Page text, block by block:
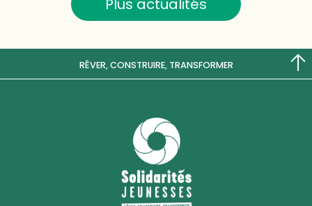
Plus actualités
RÊVER, CONSTRUIRE, TRANSFORMER